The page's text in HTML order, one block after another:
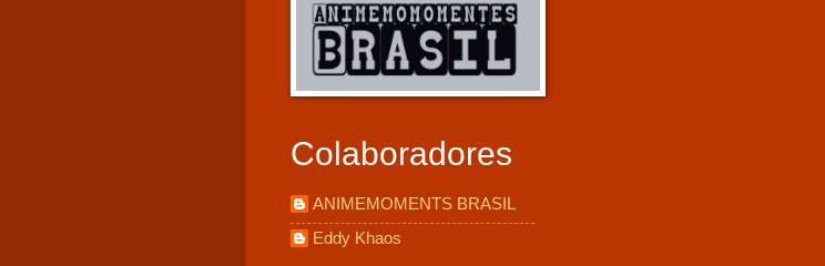
Colaboradores
ANIMEMOMENTS BRASIL
Eddy Khaos